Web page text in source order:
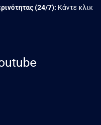
(24/7): Κάντε κλικ